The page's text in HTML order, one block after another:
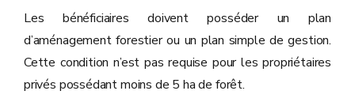
Les bénéficiaires doivent posséder un plan
d’aménagement forestier ou un plan simple de gestion.
Cette condition n’est pas requise pour les propriétaires
privés possédant moins de 5 ha de forêt.